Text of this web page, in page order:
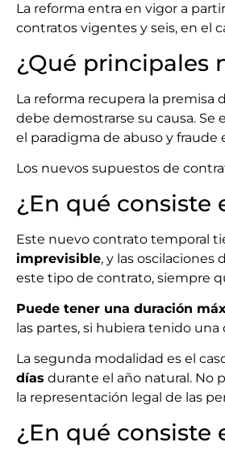
La reforma entra en vigor a
contratos vigentes y seis, en el
¿Qué principales
La reforma recupera la
debe demostrarse su causa.
el paradigma de abuso y
Los nuevos supuestos de
¿En qué
Este nuevo contrato temporal
imprevisible, y las
este tipo de contrato, siempre
Puede tener una duración
las partes, si hubiera tenido
La segunda modalidad es el
días durante el año natural. No
la representación legal de las
¿En qué